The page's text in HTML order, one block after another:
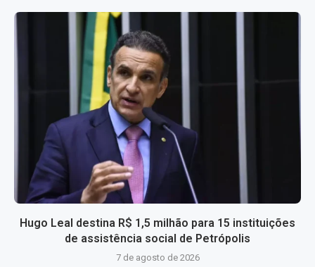
Hugo Leal destina R$ 1,5 milhão para 15 instituições
de assistência social de Petrópolis
7 de agosto de 2026